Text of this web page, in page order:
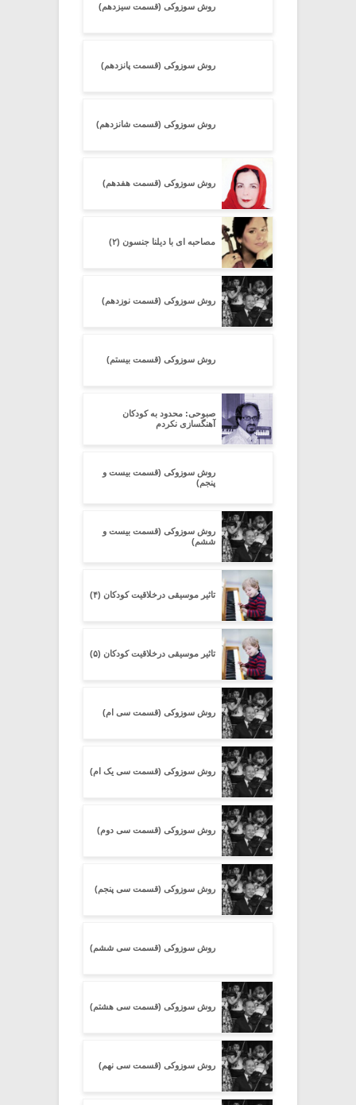
روش سوزوکی (قسمت سیزدهم)
روش سوزوکی (قسمت پانزدهم)
روش سوزوکی (قسمت شانزدهم)
روش سوزوکی (قسمت هفدهم)
مصاحبه ای با دیلنا جنسون (۲)
روش سوزوکی (قسمت نوزدهم)
روش سوزوکی (قسمت بیستم)
صبوحی: محدود به کودکان
آهنگسازی نکردم
روش سوزوکی (قسمت بیست و
پنجم)
روش سوزوکی (قسمت بیست و
ششم)
تاثیر موسیقی درخلاقیت کودکان (۴)
تاثیر موسیقی درخلاقیت کودکان (۵)
روش سوزوکی (قسمت سی ام)
روش سوزوکی (قسمت سی یک ام)
روش سوزوکی (قسمت سی دوم)
روش سوزوکی (قسمت سی پنجم)
روش سوزوکی (قسمت سی ششم)
روش سوزوکی (قسمت سی هشتم)
روش سوزوکی (قسمت سی نهم)